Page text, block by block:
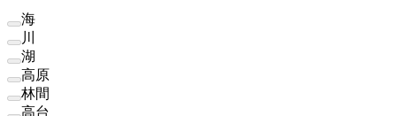
海
川
湖
高原
林間
高台